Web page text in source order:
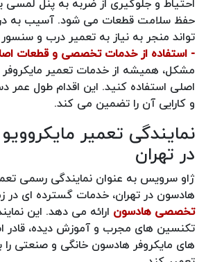
حفظ سلامت قطعات می شود. آسیب به
تواند منجر به نیاز به تعمیر درب و
- استفاده از خدمات تخصصی و قطعات
مشکل، همیشه از خدمات تعمیر
اصلی استفاده کنید. این اقدام طول عمر
و کارایی آن را تضمین می کند.
نمایندگی تعمیر
در تهران
ژاو سرویس به عنوان نمایندگی رسمی
هادسون در تهران، خدمات گسترده ای در
تخصصی هادسون ارائه می دهد. این
تکنسین های مجرب و آموزش دیده،
های مایکروفر هادسون خانگی و صنعتی را